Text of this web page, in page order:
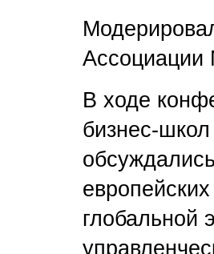
Ассоциации
В ходе
бизнес-
глобальной